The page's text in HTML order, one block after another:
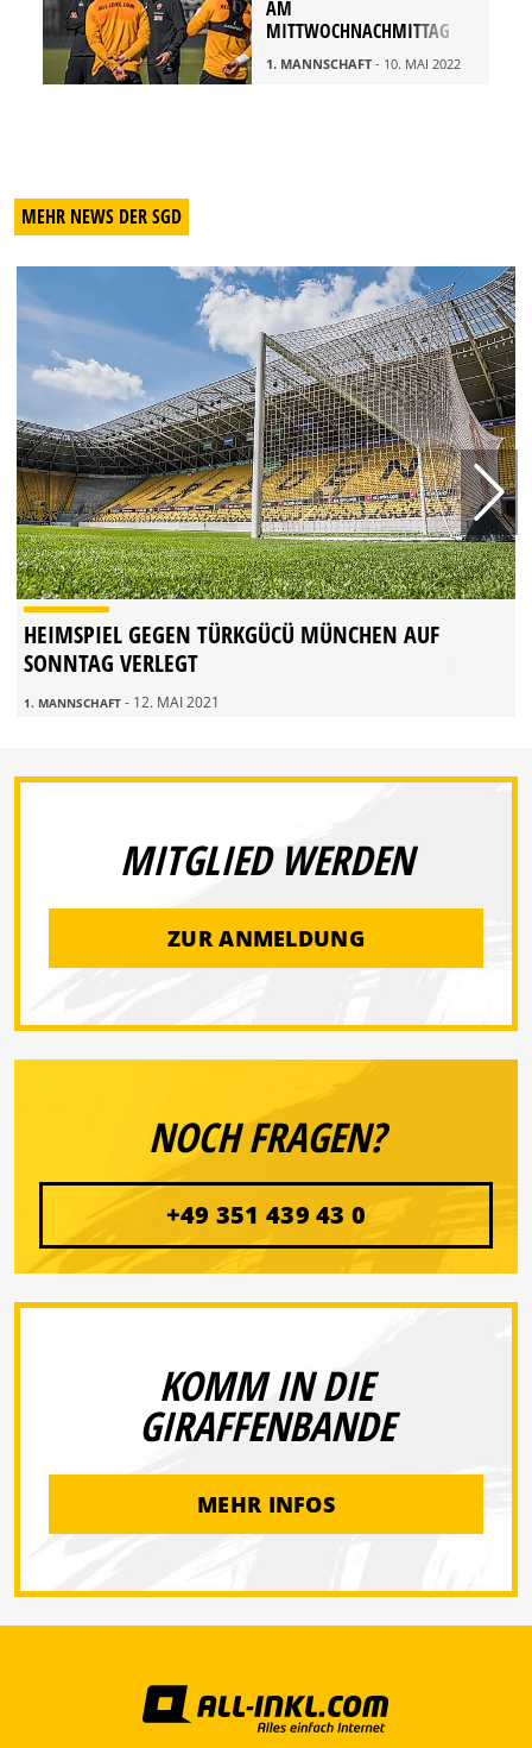
AM
MITTWOCHNACHMITTAG
1. MANNSCHAFT- 10. MAI 2022
MEHR NEWS DER SGD
HEIMSPIEL GEGEN TÜRKGÜCÜ MÜNCHEN AUF
SONNTAG VERLEGT
1. MANNSCHAFT - 12. MAI 2021
MITGLIED WERDEN
ZUR ANMELDUNG
NOCH FRAGEN?
+49 351 439 43 0
KOMM IN DIE
GIRAFFENBANDE
MEHR INFOS